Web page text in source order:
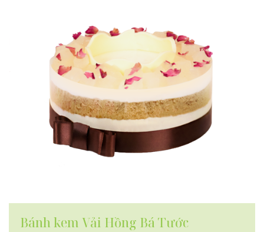
Bánh kem Vải Hồng Bá Tước